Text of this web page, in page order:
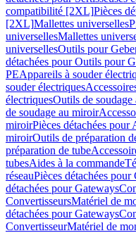
compatibilité [2XL]Pièces
[2XL]Mallettes universelles
universellesMallettes
universellesOutils pour
détachées pour Outils pour
PEAppareils à souder
souder électriques
électriquesOutils de
de soudage au miroir
miroirPièces détachées pour
miroirOutils de préparation
préparation de tube
tubesAides à la commande
réseauPièces détachées pour
détachées pour Gateways
ConvertisseursMatériel de
détachées pour Gateways
ConvertisseurMatériel de